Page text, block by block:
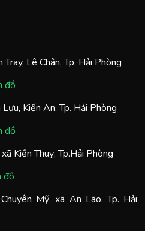
Lê Chân, Tp. Hải Phòng
đồ
Kiến An, Tp. Hải Phòng
đồ
Kiến Thuỵ, Tp.Hải Phòng
đồ
Mỹ, xã An Lão, Tp. Hải